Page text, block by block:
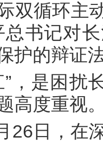
双循环主
总书记对
护的辩证
”，是困扰
高度重视
26日，在